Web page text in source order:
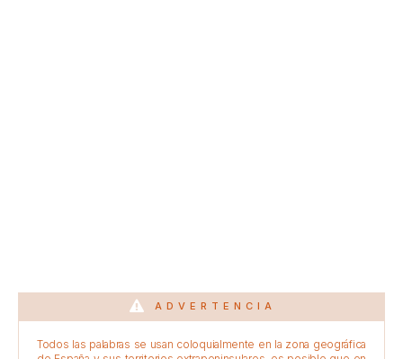
ADVERTENCIA
Todos las palabras se usan coloquialmente en la zona geográfica